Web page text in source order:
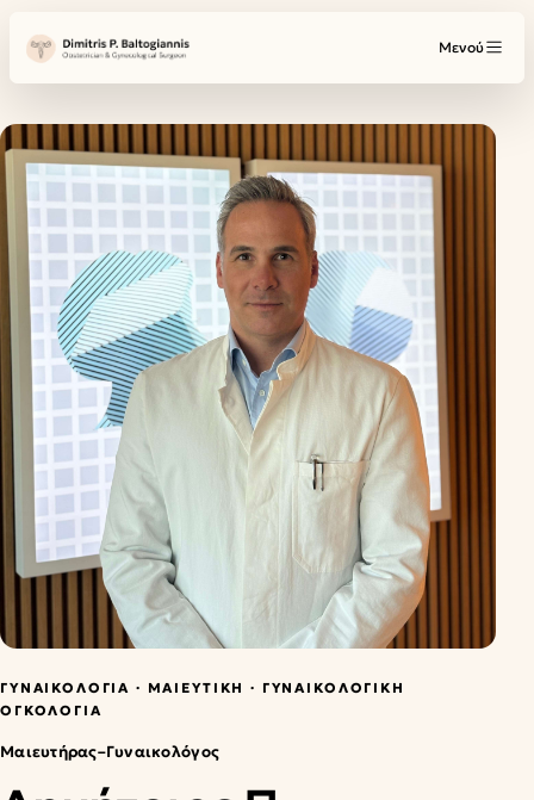
Μενού
ΥΠΗΡΕΣΊΕΣ
Γυναικολογία
Μαιευτική
Γυναικολογική Ογκολογία
Παθήσεις Μαστού
Όλες οι υπηρεσίες
Επικοινωνία
English
ΓΥΝΑΙΚΟΛΟΓΊΑ · ΜΑΙΕΥΤΙΚΉ · ΓΥΝΑΙΚΟΛΟΓΙΚΉ
ΟΓΚΟΛΟΓΊΑ
Μαιευτήρας–Γυναικολόγος